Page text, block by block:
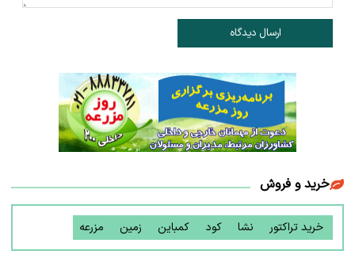
ارسال دیدگاه
خرید و فروش
خرید تراکتور نشا کود کمباین زمین مزرعه